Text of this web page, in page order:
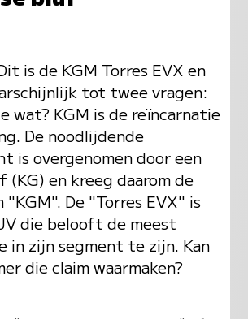
is de KGM Torres EVX en
tot twee vragen:
wat? KGM is de reïncarnatie
De noodlijdende
is overgenomen door een
en kreeg daarom de
"KGM". De "Torres EVX" is
die belooft de meest
in zijn segment te zijn. Kan
die claim waarmaken?